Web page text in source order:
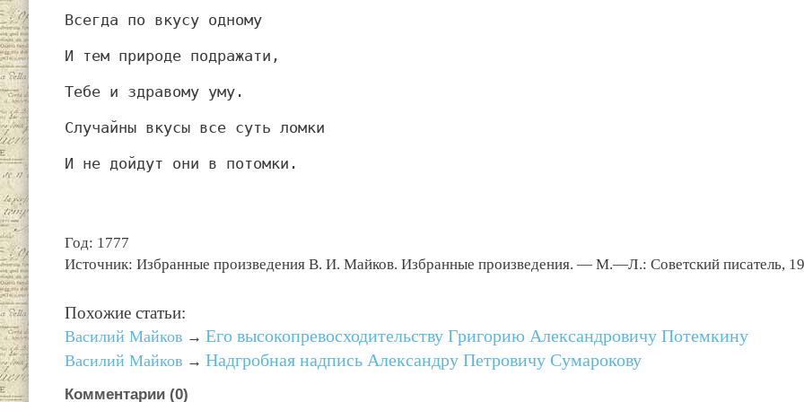
Всегда по вкусу одному
И тем природе подражати,
Тебе и здравому уму.
Случайны вкусы все суть ломки
И не дойдут они в потомки.
Год: 1777
Источник: Избранные произведения В. И. Майков. Избранные произведения. — М.—Л.: Советский писатель,
Похожие статьи:
Василий Майков → Его высокопревосходительству Григорию Александровичу Потемкину
Василий Майков → Надгробная надпись Александру Петровичу Сумарокову
Комментарии (0)